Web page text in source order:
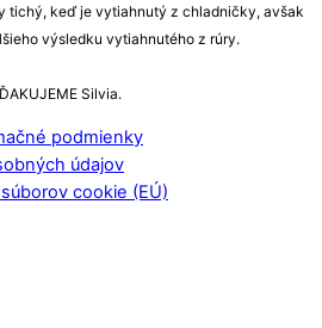
tichý, keď je vytiahnutý z chladničky, avšak
výsledku vytiahnutého z rúry.
Silvia.
podmienky
údajov
cookie (EÚ)